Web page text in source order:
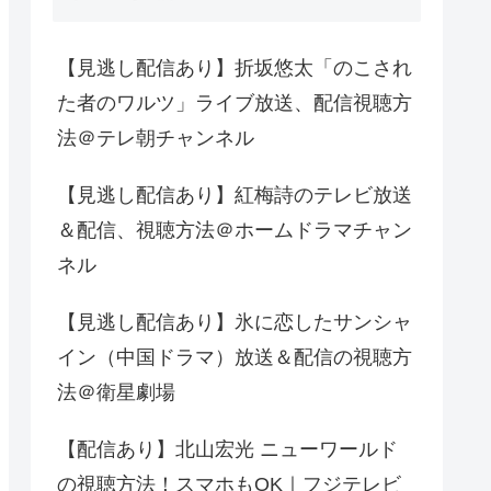
【見逃し配信あり】折坂悠太「のこされ
た者のワルツ」ライブ放送、配信視聴方
法＠テレ朝チャンネル
【見逃し配信あり】紅梅詩のテレビ放送
＆配信、視聴方法＠ホームドラマチャン
ネル
【見逃し配信あり】氷に恋したサンシャ
イン（中国ドラマ）放送＆配信の視聴方
法＠衛星劇場
【配信あり】北山宏光 ニューワールド
の視聴方法！スマホもOK｜フジテレビ